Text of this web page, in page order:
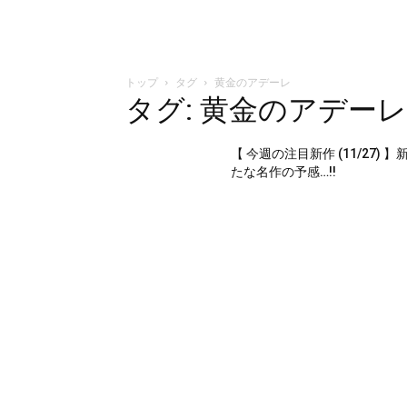
トップ タグ 黄金のアデーレ
タグ: 黄金のアデーレ
【 今週の注目新作 (11/27) 】
たな名作の予感…!!